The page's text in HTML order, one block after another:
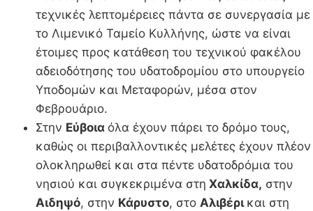
τεχνικές λεπτομέρειες πάντα σε συνεργασία με
το Λιμενικό Ταμείο Κυλλήνης, ώστε να είναι
έτοιμες προς κατάθεση του τεχνικού φακέλου
αδειοδότησης του υδατοδρομίου στο υπουργείο
Υποδομών και Μεταφορών, μέσα στον
Φεβρουάριο.
Στην Εύβοια όλα έχουν πάρει το δρόμο τους,
καθώς οι περιβαλλοντικές μελέτες έχουν πλέον
ολοκληρωθεί και στα πέντε υδατοδρόμια του
νησιού και συγκεκριμένα στη Χαλκίδα, στην
Αιδηψό, στην Κάρυστο, στο Αλιβέρι και στη